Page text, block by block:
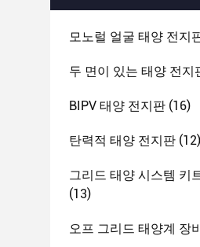
모노럴 얼굴 태양 전지
두 면이 있는 태양 전지
BIPV 태양 전지판 (16)
탄력적 태양 전지판 (12)
그리드 태양 시스템 키
(13)
오프 그리드 태양계 장